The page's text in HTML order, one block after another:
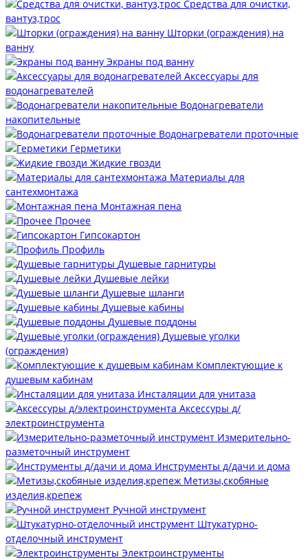
Средства для очистки,
вантуз,трос
Шторки (ограждения) на
ванну
Экраны под ванну
Аксессуары для
водонагревателей
Водонагреватели
накопительные
Водонагреватели проточные
Герметики
Жидкие гвозди
Материалы для
сантехмонтажа
Монтажная пена
Прочее
Гипсокартон
Профиль
Душевые гарнитуры
Душевые лейки
Душевые шланги
Душевые кабины
Душевые поддоны
Душевые уголки
(ограждения)
Комплектующие к
душевым кабинам
Инсталяции для унитаза
Аксессуры д/
электроинструмента
Измерительно-
разметочный инструмент
Инструменты д/дачи и дома
Метизы,скобяные
изделия,крепеж
Ручной инструмент
Штукатурно-
отделочный инструмент
Электроинструменты